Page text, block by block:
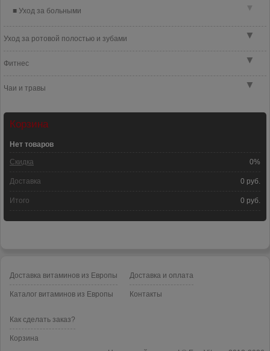
▼
Уход за больными
▼
Уход за ротовой полостью и зубами
▼
Фитнес
▼
Чаи и травы
Корзина
Нет товаров
Скидка 0%
Доставка 0 руб.
Итого 0 руб.
Доставка витаминов из Европы
Каталог витаминов из Европы
Доставка и оплата
Контакты
Как сделать заказ?
Корзина